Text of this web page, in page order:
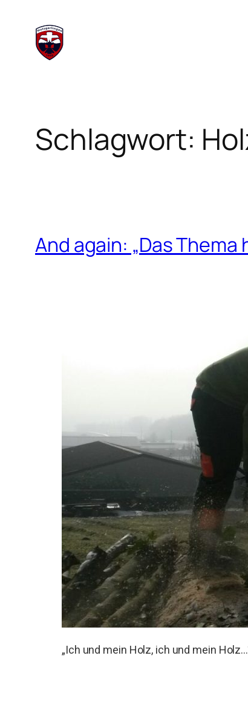
Schlagwort:
And again: „Das
„Ich und mein Holz, ich und mein